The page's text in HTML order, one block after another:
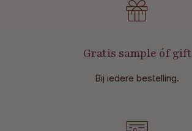
Gratis sample óf gift
Bij iedere bestelling.